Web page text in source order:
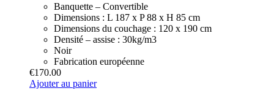
Banquette – Convertible
Dimensions : L 187 x P 88 x H 85 cm
Dimensions du couchage : 120 x 190 cm
Densité – assise : 30kg/m3
Noir
Fabrication européenne
€170.00
Ajouter au panier